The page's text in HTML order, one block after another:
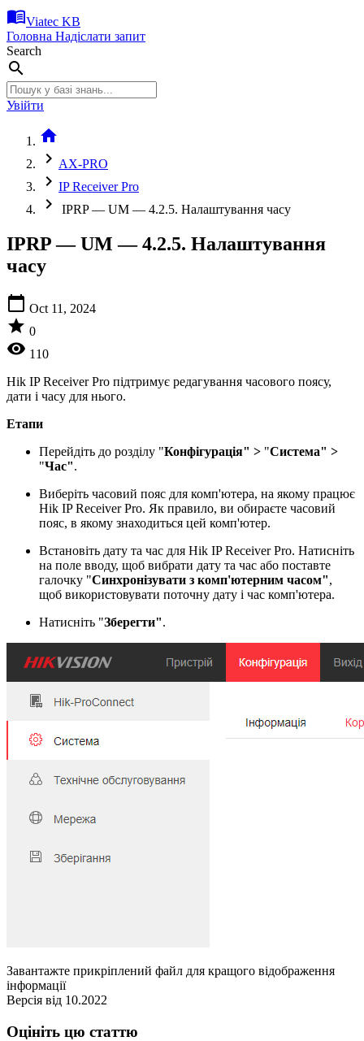
menu_bookViatec KB
Головна Надіслати запит
Search
search
Увійти
home
chevron_right AX-PRO
chevron_right IP Receiver Pro
chevron_right IPRP — UM — 4.2.5. Налаштування часу
IPRP — UM — 4.2.5. Налаштування
часу
calendar_today Oct 11, 2024
star 0
visibility 110
Hik IP Receiver Pro підтримує редагування часового поясу,
дати і часу для нього.
Етапи
Перейдіть до розділу "Конфігурація" > "Система" >
"Час".
Виберіть часовий пояс для комп'ютера, на якому працює
Hik IP Receiver Pro. Як правило, ви обираєте часовий
пояс, в якому знаходиться цей комп'ютер.
Встановіть дату та час для Hik IP Receiver Pro. Натисніть
на поле вводу, щоб вибрати дату та час або поставте
галочку "Синхронізувати з комп'ютерним часом",
щоб використовувати поточну дату і час комп'ютера.
Натисніть "Зберегти".
Завантажте прикріплений файл для кращого відображення
інформації
Версія від 10.2022
Оцініть цю статтю